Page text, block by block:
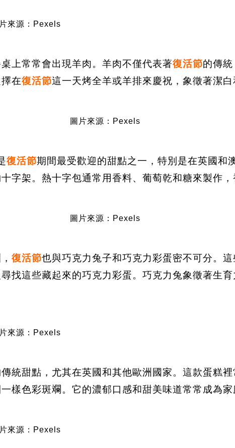
來源：Pexels
上常常會出現羊肉。羊肉不僅代表著復活節的傳
在復活節這一天烤全羊或羊排來慶祝，象徵著潔白
圖片來源：Pexels
復活節期間最受歡迎的甜點之一，特別是在英國和
字架。熱十字包通常用香料、葡萄乾和糖來製作
圖片來源：Pexels
復活節也與巧克力兔子和巧克力彩蛋密不可分。
找這些藏起來的巧克力彩蛋。巧克力兔象徵著生
來源：Pexels
統甜點，尤其在英國和其他歐洲國家。這款蛋糕
樣色彩斑斕。它的濃郁口感和甜美味道常常成為家
來源：Pexels